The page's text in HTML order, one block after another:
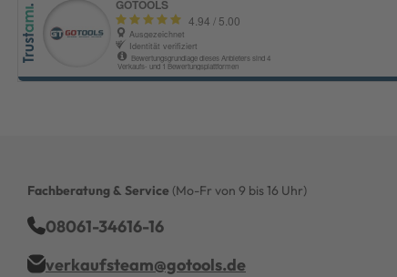
Fachberatung & Service (Mo-Fr von 9 bis 16 Uhr)
08061-34616-16
verkaufsteam@gotools.de